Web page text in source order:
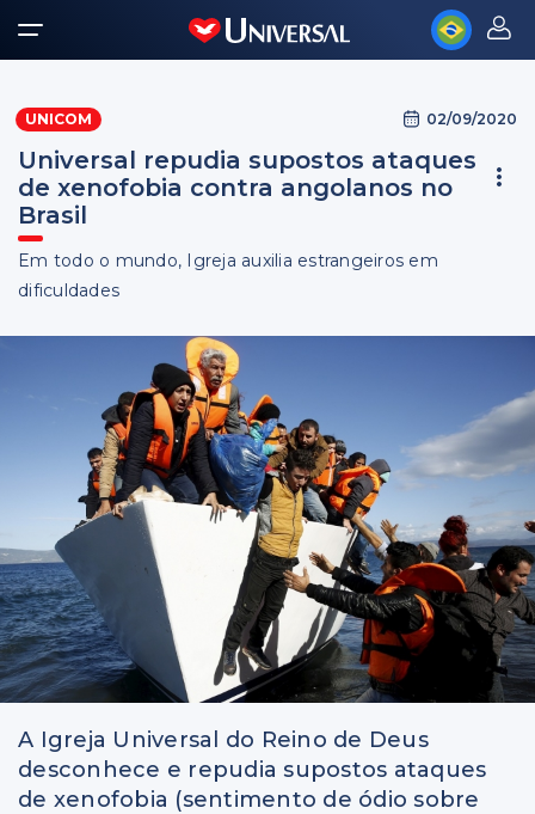
UNICOM 02/09/2020
Universal repudia supostos ataques
de xenofobia contra angolanos no
Brasil
Em todo o mundo, Igreja auxilia estrangeiros em
dificuldades
A Igreja Universal do Reino de Deus
desconhece e repudia supostos ataques
de xenofobia (sentimento de ódio sobre